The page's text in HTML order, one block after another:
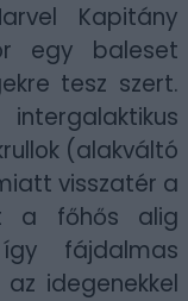
Kapitány
egy baleset
tesz szert.
(alakváltó
visszatér a
a főhős alig
fájdalmas
idegenekkel